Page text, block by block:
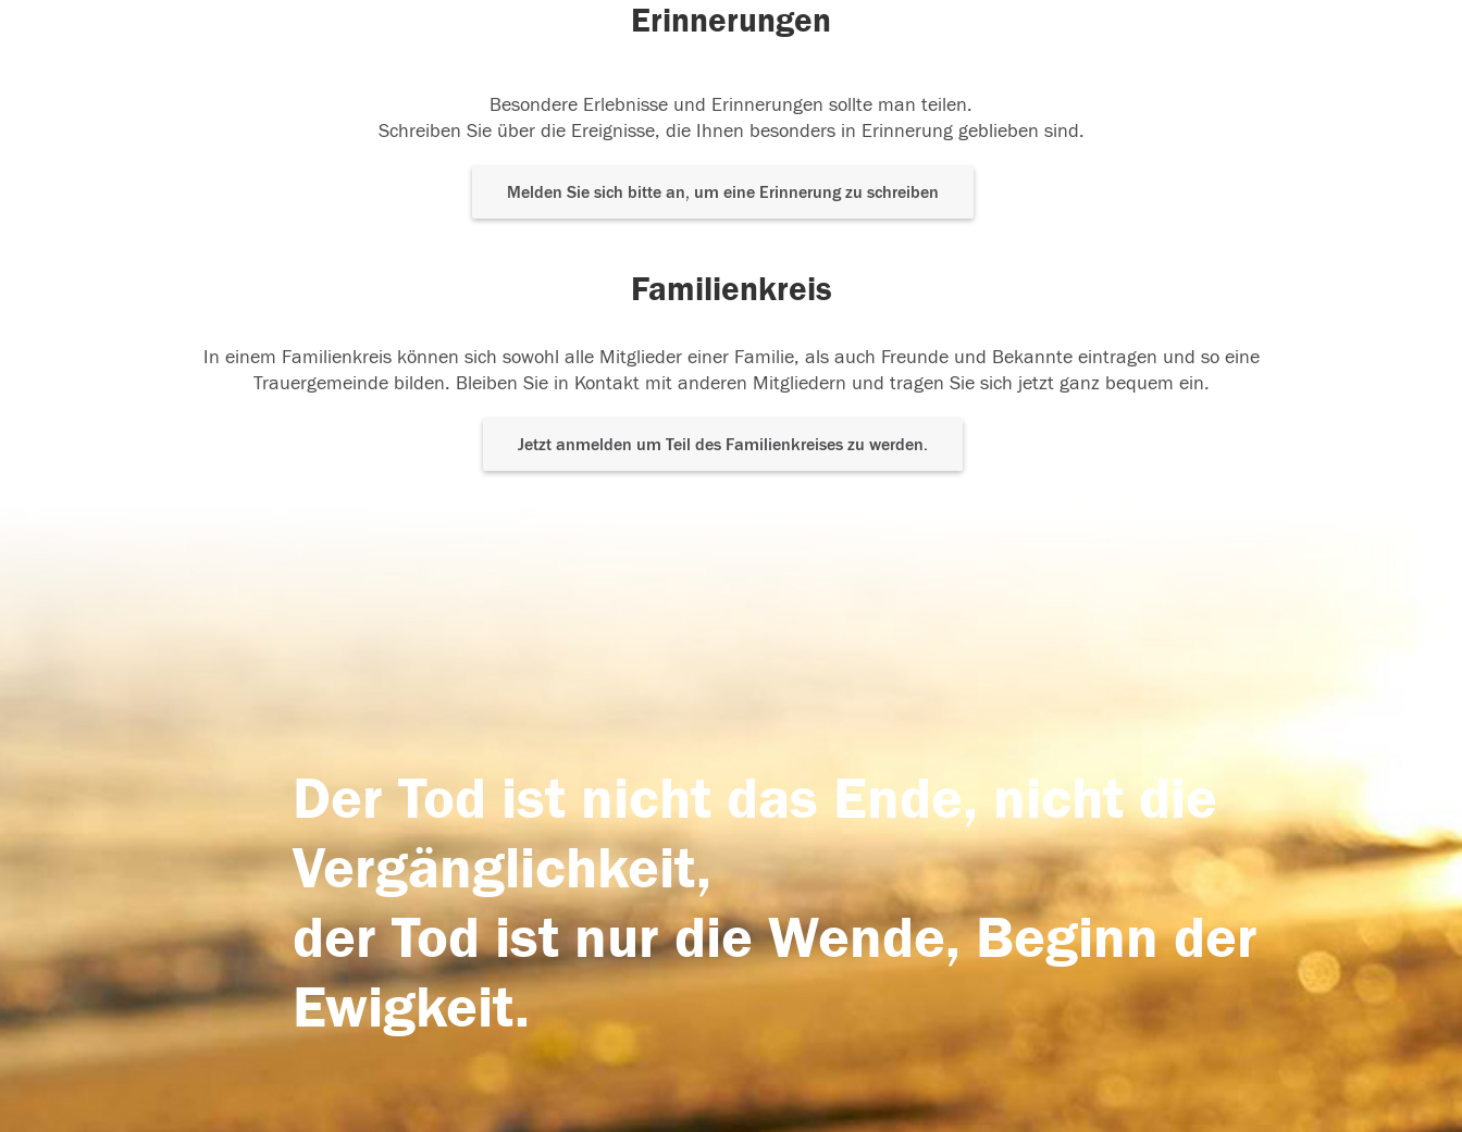
Erinnerungen
Besondere Erlebnisse und Erinnerungen sollte man teilen.
Schreiben Sie über die Ereignisse, die Ihnen besonders in Erinnerung geblieben sind.
Melden Sie sich bitte an, um eine Erinnerung zu schreiben
Familienkreis
In einem Familienkreis können sich sowohl alle Mitglieder einer Familie, als auch Freunde und Bekannte eintragen und so eine
Trauergemeinde bilden. Bleiben Sie in Kontakt mit anderen Mitgliedern und tragen Sie sich jetzt ganz bequem ein.
Jetzt anmelden um Teil des Familienkreises zu werden.
Der Tod ist nicht das Ende, nicht die
Vergänglichkeit,
der Tod ist nur die Wende, Beginn der
Ewigkeit.